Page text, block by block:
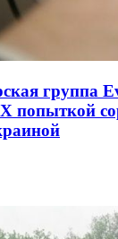
группа
попыткой